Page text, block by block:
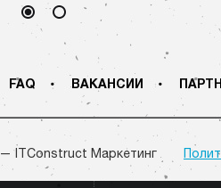
FAQ ВАКАНСИИ
— ITConstruct Маркетинг